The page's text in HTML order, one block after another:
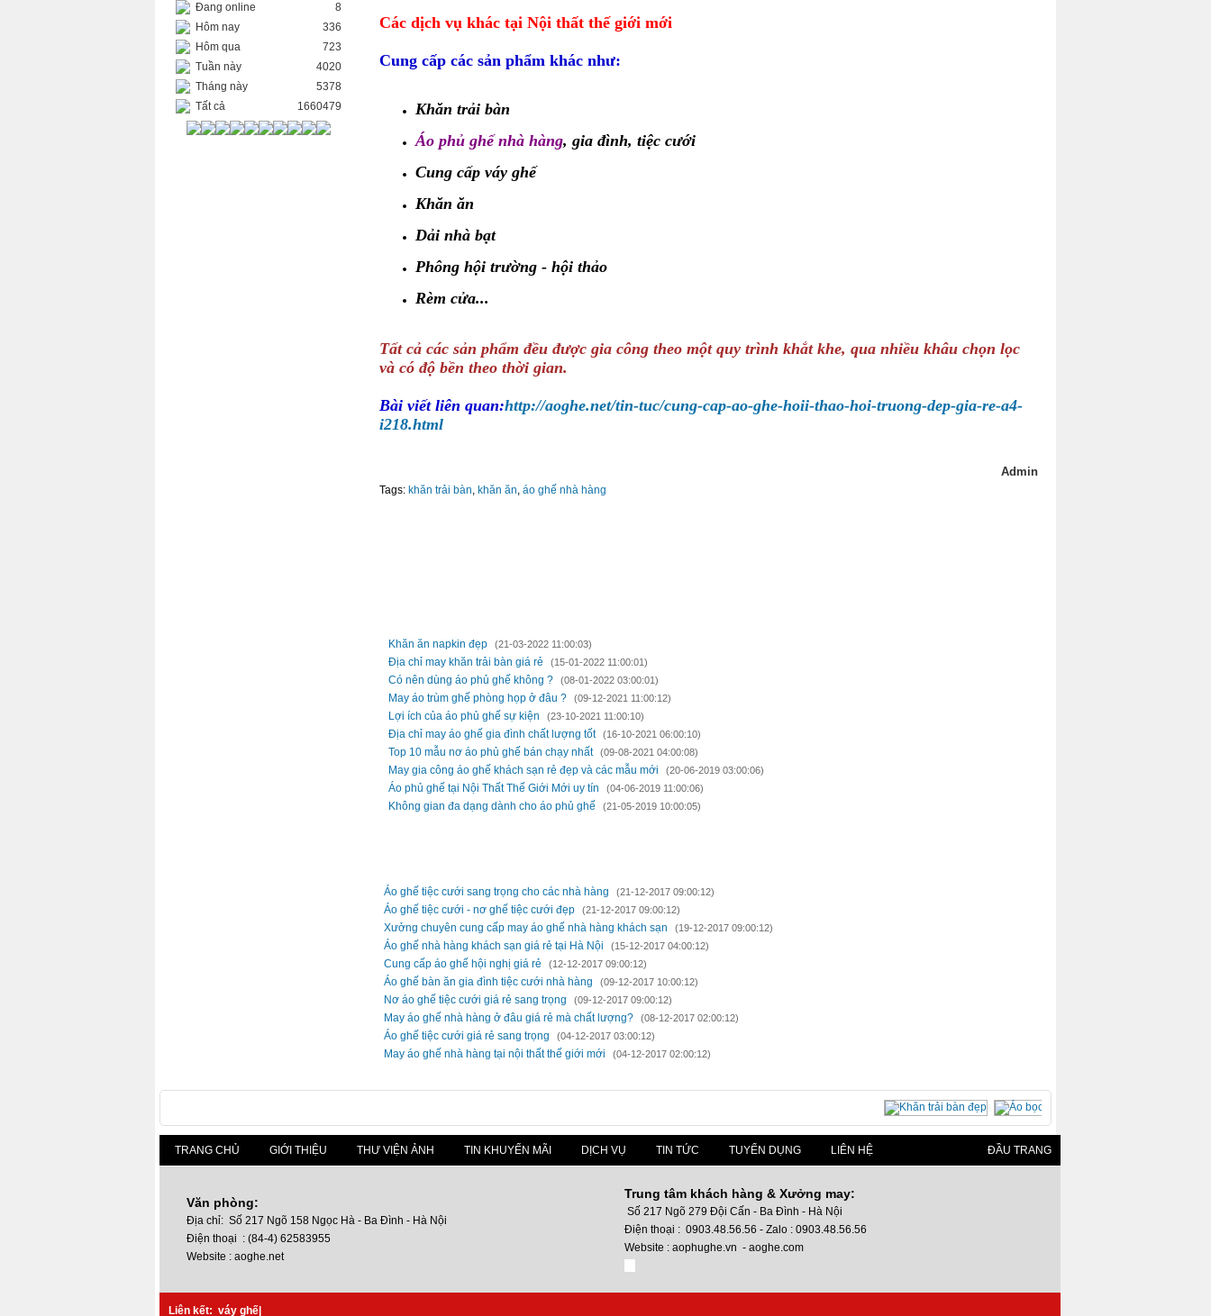
Đang online
8
Hôm nay
336
Hôm qua
723
Tuần này
4020
Tháng này
5378
Tất cả
1660479
Các dịch vụ khác tại Nội thất thế giới mới
Cung cấp các sản phẩm khác như:
Khăn trải bàn
Áo phủ ghế nhà hàng, gia đình, tiệc cưới
Cung cấp váy ghế
Khăn ăn
Dải nhà bạt
Phông hội trường - hội thảo
Rèm cửa...
Tất cả các sản phẩm đều được gia công theo một quy trình khắt khe, qua nhiều khâu chọn lọc
và có độ bền theo thời gian.
Bài viết liên quan:http://aoghe.net/tin-tuc/cung-cap-ao-ghe-hoii-thao-hoi-truong-dep-gia-re-a4-
i218.html
Admin
Tags: khăn trải bàn, khăn ăn, áo ghế nhà hàng
Khăn ăn napkin đẹp (21-03-2022 11:00:03)
Địa chỉ may khăn trải bàn giá rẻ (15-01-2022 11:00:01)
Có nên dùng áo phủ ghế không ? (08-01-2022 03:00:01)
May áo trùm ghế phòng họp ở đâu ? (09-12-2021 11:00:12)
Lợi ích của áo phủ ghế sự kiện (23-10-2021 11:00:10)
Địa chỉ may áo ghế gia đình chất lượng tốt (16-10-2021 06:00:10)
Top 10 mẫu nơ áo phủ ghế bán chạy nhất (09-08-2021 04:00:08)
May gia công áo ghế khách sạn rẻ đẹp và các mẫu mới (20-06-2019 03:00:06)
Áo phủ ghế tại Nội Thất Thế Giới Mới uy tín (04-06-2019 11:00:06)
Không gian đa dạng dành cho áo phủ ghế (21-05-2019 10:00:05)
Áo ghế tiệc cưới sang trọng cho các nhà hàng (21-12-2017 09:00:12)
Áo ghế tiệc cưới - nơ ghế tiệc cưới đẹp (21-12-2017 09:00:12)
Xưởng chuyên cung cấp may áo ghế nhà hàng khách sạn (19-12-2017 09:00:12)
Áo ghế nhà hàng khách sạn giá rẻ tại Hà Nội (15-12-2017 04:00:12)
Cung cấp áo ghế hội nghị giá rẻ (12-12-2017 09:00:12)
Áo ghế bàn ăn gia đình tiệc cưới nhà hàng (09-12-2017 10:00:12)
Nơ áo ghế tiệc cưới giá rẻ sang trọng (09-12-2017 09:00:12)
May áo ghế nhà hàng ở đâu giá rẻ mà chất lượng? (08-12-2017 02:00:12)
Áo ghế tiệc cưới giá rẻ sang trọng (04-12-2017 03:00:12)
May áo ghế nhà hàng tại nội thất thế giới mới (04-12-2017 02:00:12)
TRANG CHỦ GIỚI THIỆU THƯ VIỆN ẢNH TIN KHUYẾN MÃI DỊCH VỤ TIN TỨC TUYỂN DỤNG LIÊN HỆ ĐẦU TRANG
Văn phòng:
Địa chỉ: Số 217 Ngõ 158 Ngọc Hà - Ba Đình - Hà Nội
Điện thoại : (84-4) 62583955
Website : aoghe.net
Trung tâm khách hàng & Xưởng may:
Số 217 Ngõ 279 Đội Cấn - Ba Đình - Hà Nội
Điện thoại : 0903.48.56.56 - Zalo : 0903.48.56.56
Website : aophughe.vn - aoghe.com
Liên kết: váy ghế